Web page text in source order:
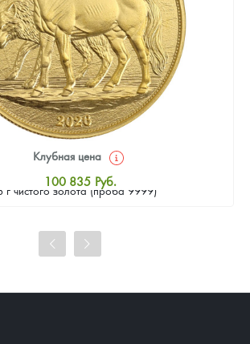
г чистого золота (проба 9999)
Клубная цена
100 835 Руб.
Стандартная цена
Цена выкупа